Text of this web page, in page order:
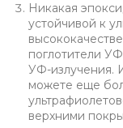
Никакая
устойчивой к
поглотители
УФ-излучения.
можете еще
верхними